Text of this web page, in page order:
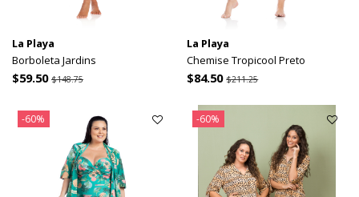
La Playa
Borboleta Jardins
$59.50 $148.75
La Playa
Chemise Tropicool Preto
$84.50$211.25
-60% -60%